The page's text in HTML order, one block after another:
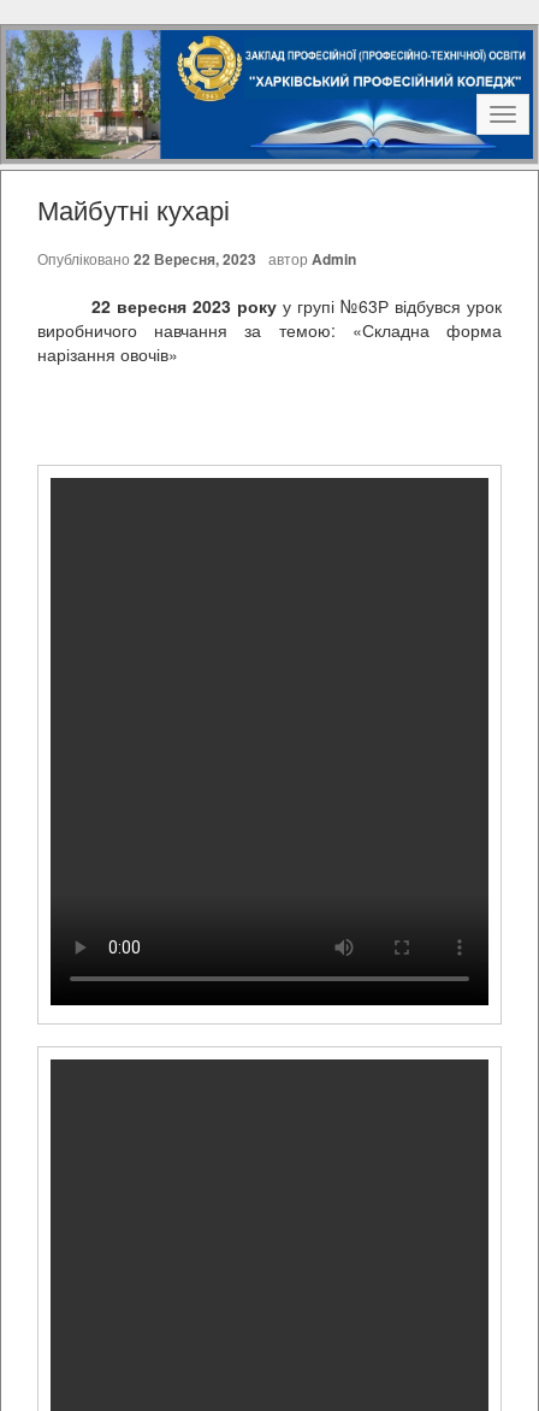
Майбутні кухарі
Опубліковано 22 Вересня, 2023 автор Admin
22 вересня 2023 року у групі №63Р відбувся урок
виробничого навчання за темою: «Складна форма
нарізання овочів»